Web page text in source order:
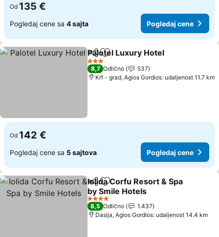
Od 135 €
Pogledaj cene sa 4 sajta Pogledaj cene
Deli Dodati u favorite
Palotel Luxury Hotel
3 Zvezdice
8,7 Odlično
537
Krf - grad, Agios Gordios: udaljenost 11.7 km
Od 142 €
Pogledaj cene sa 5 sajtova Pogledaj cene
Deli Dodati u favorite
Iolida Corfu Resort & Spa
by Smile Hotels
Pogledaj cene
4 Zvezdice
8,5 Odlično
1.437
Dasija, Agios Gordios: udaljenost 14.4 km